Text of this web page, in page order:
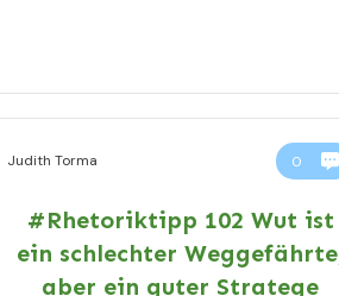
Judith Torma 0
#Rhetoriktipp 102 Wut ist
ein schlechter
aber ein guter Stratege